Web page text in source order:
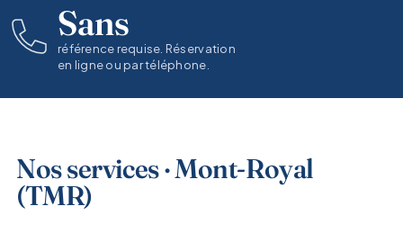
Sans
référence requise. Réservation
en ligne ou par téléphone.
Nos services · Mont-Royal
(TMR)